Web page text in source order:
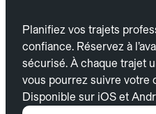
Planifiez vos trajets
confiance. Réservez à
sécurisé. À chaque trajet
vous pourrez suivre votre
Disponible sur iOS et